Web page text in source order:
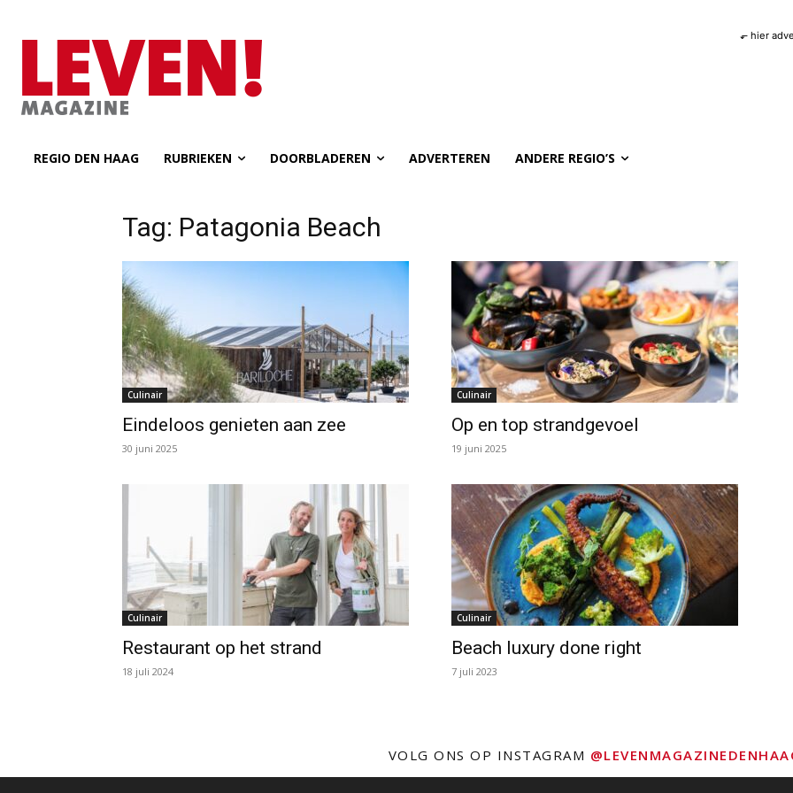
⬐ hier
REGIO DEN HAAG RUBRIEKEN DOORBLADEREN ADVERTEREN ANDERE REGIO’S
Tag: Patagonia Beach
Culinair
Eindeloos genieten aan zee
30 juni 2025
Culinair
Op en top strandgevoel
19 juni 2025
Culinair
Restaurant op het strand
18 juli 2024
Culinair
Beach luxury done right
7 juli 2023
VOLG ONS OP INSTAGRAM